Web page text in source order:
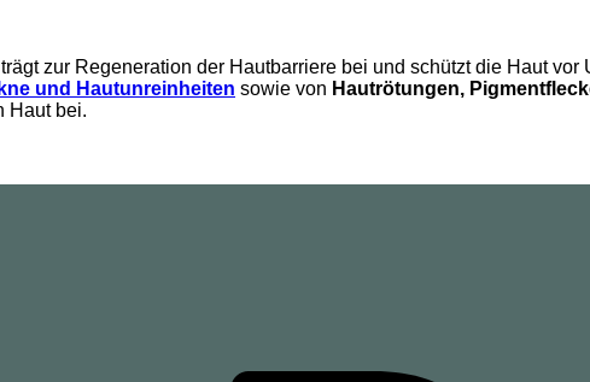
zur Regeneration der Hautbarriere bei und schützt die Haut
und Hautunreinheiten sowie von Hautrötungen,
Haut bei.